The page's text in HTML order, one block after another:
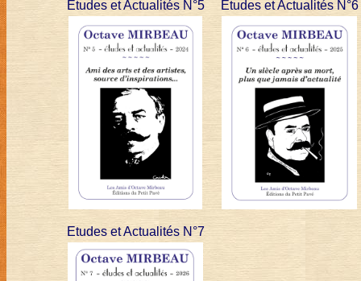
Etudes et Actualités N°5 Etudes et Actualités N°6
Etudes et Actualités N°7